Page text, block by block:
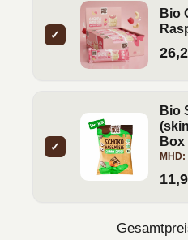
✓
Bio
✓
Bio
Box